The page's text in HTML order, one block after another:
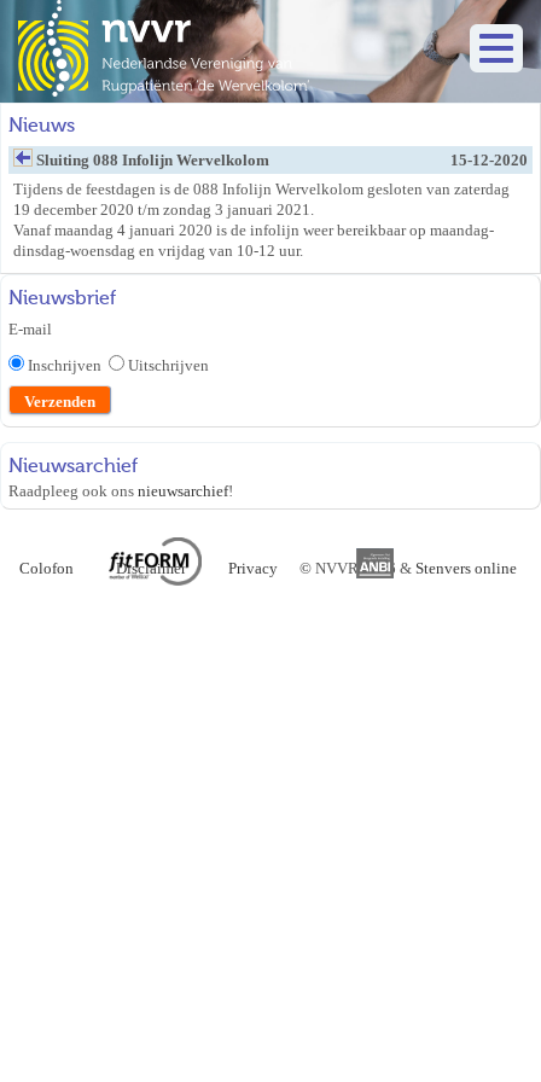
Nieuws
Sluiting 088 Infolijn Wervelkolom
15-12-2020
Tijdens de feestdagen is de 088 Infolijn Wervelkolom gesloten van zaterdag
19 december 2020 t/m zondag 3 januari 2021.
Vanaf maandag 4 januari 2020 is de infolijn weer bereikbaar op maandag-
dinsdag-woensdag en vrijdag van 10-12 uur.
Nieuwsbrief
E-mail
Inschrijven
Uitschrijven
Nieuwsarchief
Raadpleeg ook ons nieuwsarchief!
© NVVR 2026 & Stenvers online
Colofon Disclaimer Privacy